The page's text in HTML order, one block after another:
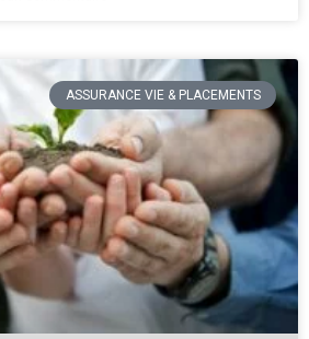
ASSURANCE VIE & PLACEMENTS